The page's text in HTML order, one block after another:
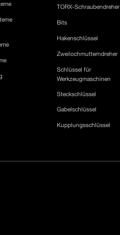
TORX-Schraubendreher
Bits
Hakenschlüssel
Zweilochmutterndreher
Schlüssel für
Werkzeugmaschinen
Steckschlüssel
Gabelschlüssel
Kupplungsschlüssel